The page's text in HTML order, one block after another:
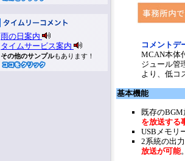
雨の日案内
タイムサービス案内
その他のサンプルもあります！
コメントデ
MCAN本体
ジュール管
より、低コ
基本機能
既存の
を放送する
USBメモリ
2系統の出
放送が可能